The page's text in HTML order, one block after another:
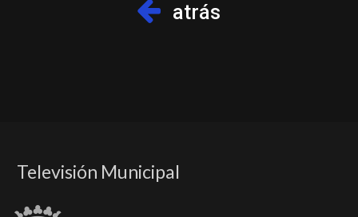
atrás
Televisión Municipal